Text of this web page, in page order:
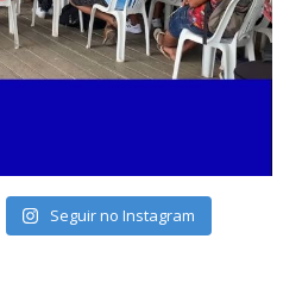
Seguir no Instagram